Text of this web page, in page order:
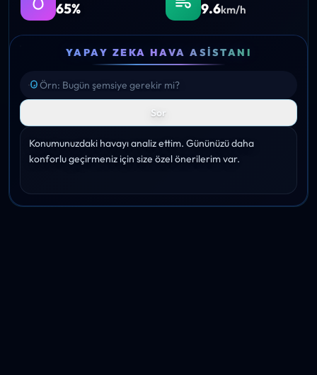
65% 9.6km/h
YAPAY ZEKA HAVA ASISTANI
Sor
Konumunuzdaki havayı analiz ettim. Gününüzü daha
konforlu geçirmeniz için size özel önerilerim var.